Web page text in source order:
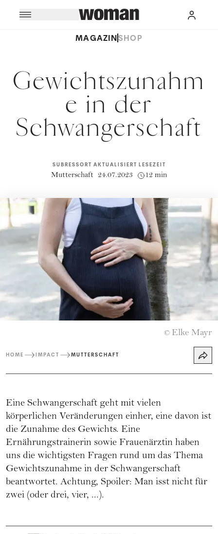
MAGAZINSHOP
Gewichtszunahm
e in der
Schwangerschaft
SUBRESSORT
Mutterschaft
AKTUALISIERT
24.07.2023
LESEZEIT
12 min
© Elke Mayr
HOME IMPACT MUTTERSCHAFT
Eine Schwangerschaft geht mit vielen
körperlichen Veränderungen einher, eine davon ist
die Zunahme des Gewichts. Eine
Ernährungstrainerin sowie Frauenärztin haben
uns die wichtigsten Fragen rund um das Thema
Gewichtszunahme in der Schwangerschaft
beantwortet. Achtung, Spoiler: Man isst nicht für
zwei (oder drei, vier, ...).